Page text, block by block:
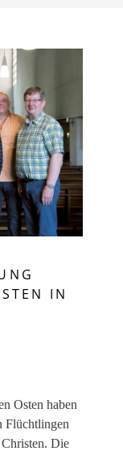
IN
Osten haben
Flüchtlingen
Die